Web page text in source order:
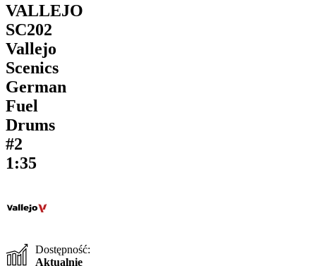
VALLEJO
SC202
Vallejo
Scenics
German
Fuel
Drums
#2
1:35
Dostępność:
Aktualnie